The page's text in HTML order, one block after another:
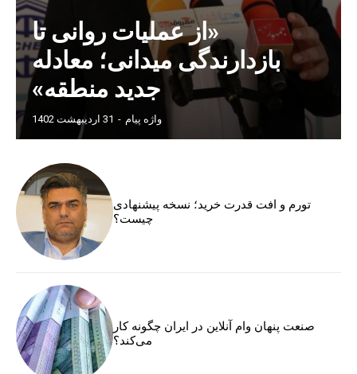
«از عملیات روانی تا
بازدارندگی میدانی؛ معادله
جدید منطقه»
واژه پیام - 31 اردیبهشت 1402
تورم و افت قدرت خرید؛ نسخه پیشنهادی
چیست؟
صنعت پنهان وام آنلاین در ایران چگونه کار
می‌کند؟